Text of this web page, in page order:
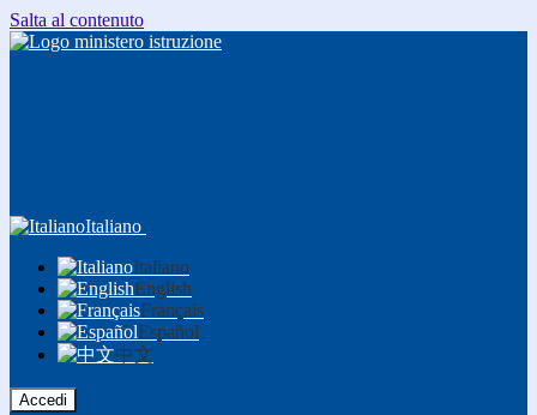
Salta al contenuto
Italiano
Italiano
English
Français
Español
中文
Accedi